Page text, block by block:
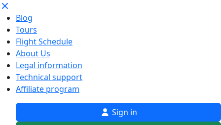
Blog
Tours
Flight Schedule
About Us
Legal information
Technical support
Affiliate program
Sign in